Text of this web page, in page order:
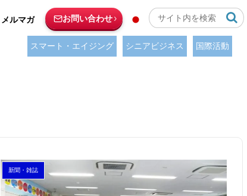
メルマガ お問い合わせ
スマート・エイジング シニアビジネス 国際活動
新聞・雑誌